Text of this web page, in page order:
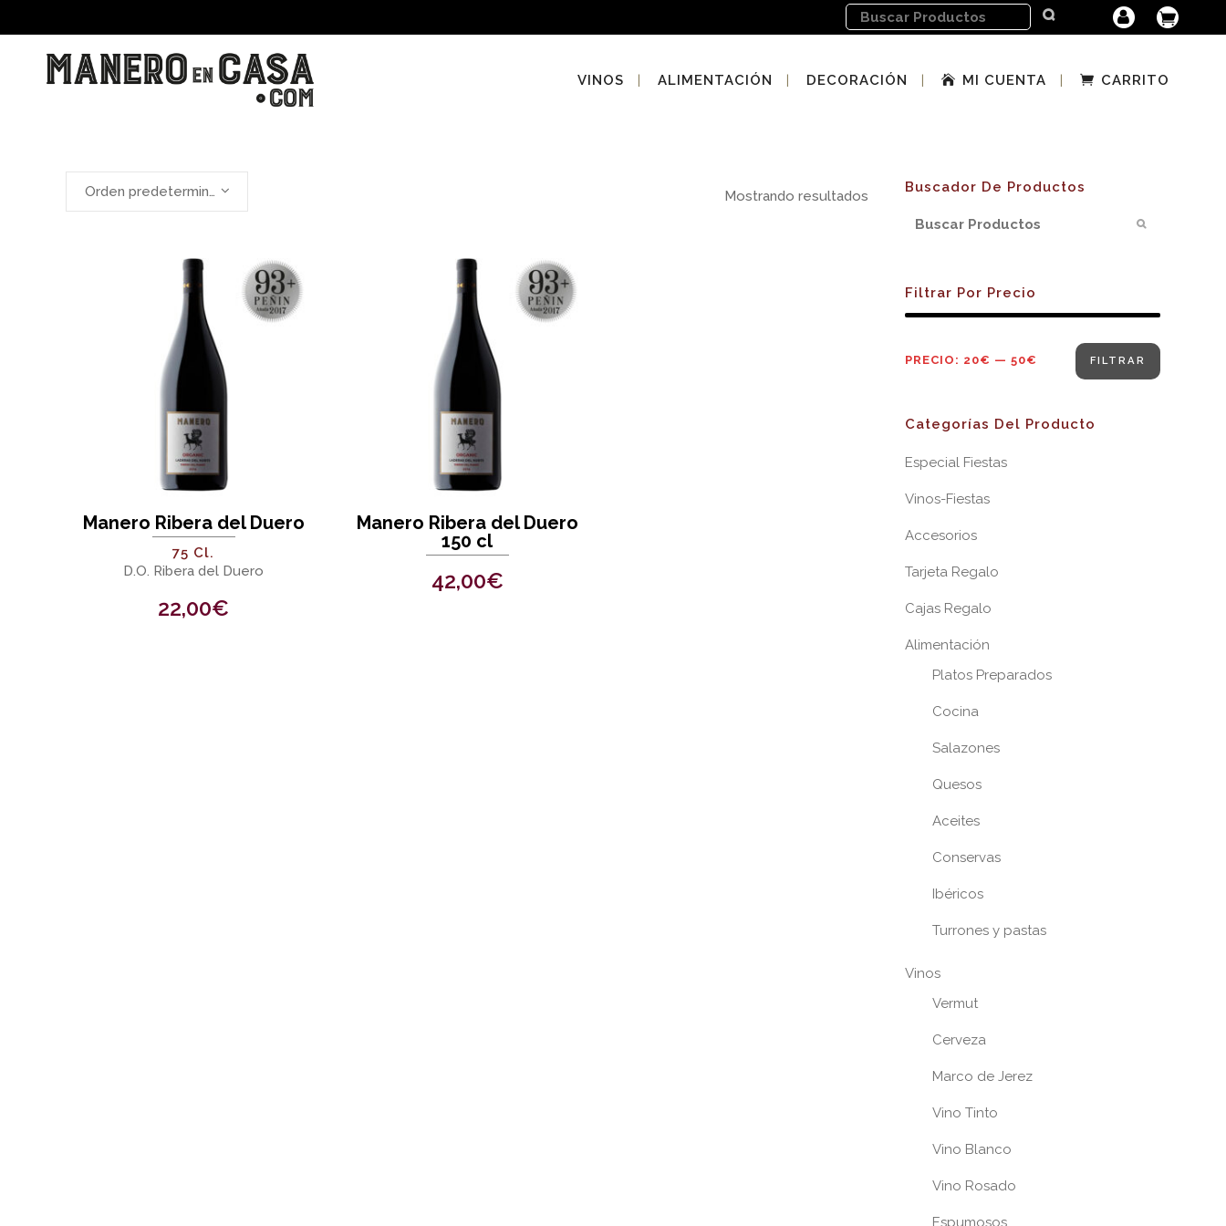
VINOS ALIMENTACIÓN DECORACIÓN MI CUENTA CARRITO
Mostrando resultados
Orden predeterminado
Manero Ribera del Duero
75 Cl.
D.O. Ribera del Duero
22,00€
Manero Ribera del Duero
150 cl
42,00€
Buscador De Productos
Filtrar Por Precio
Precio
Precio
FILTRAR
PRECIO: 20€ — 50€
Categorías Del Producto
Especial Fiestas
Vinos-Fiestas
Accesorios
Tarjeta Regalo
Cajas Regalo
Alimentación
Platos Preparados
Cocina
Salazones
Quesos
Aceites
Conservas
Ibéricos
Turrones y pastas
Vinos
Vermut
Cerveza
Marco de Jerez
Vino Tinto
Vino Blanco
Vino Rosado
Espumosos